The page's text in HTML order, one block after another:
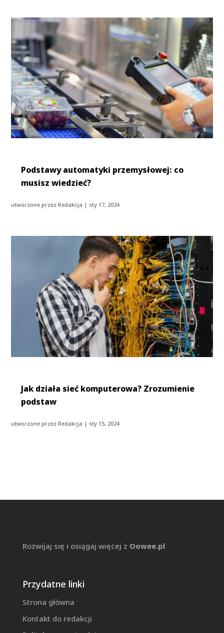
Podstawy automatyki przemysłowej: co
musisz wiedzieć?
utworzone przezRedakcja | sty 17, 2024
Jak działa sieć komputerowa? Zrozumienie
podstaw
utworzone przezRedakcja | sty 15, 2024
Rozwijaj się i osiągaj więcej z Oowee.pl
Przydatne linki
Strona główna
Kontakt do redakcji